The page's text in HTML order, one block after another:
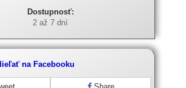
Dostupnosť:
2 až 7 dní
na Facebooku